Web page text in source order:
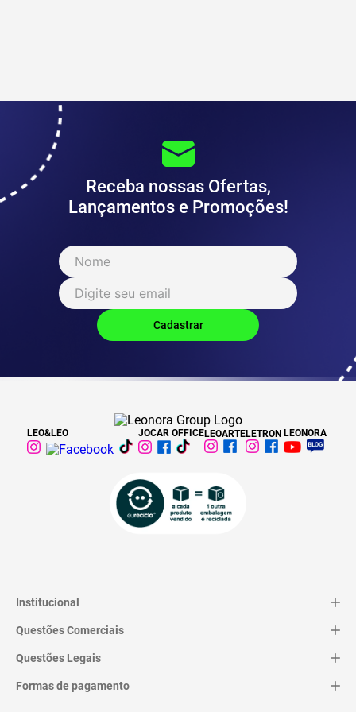
Receba nossas Ofertas,
Lançamentos e Promoções!
LEO&LEO JOCAR OFFICELEOARTELETRON LEONORA
Institucional
Catálogo
Quem Somos
Questões Comerciais
Trocas e Devoluções
Entrega
Questões Legais
Termos de Uso
Formas de pagamento